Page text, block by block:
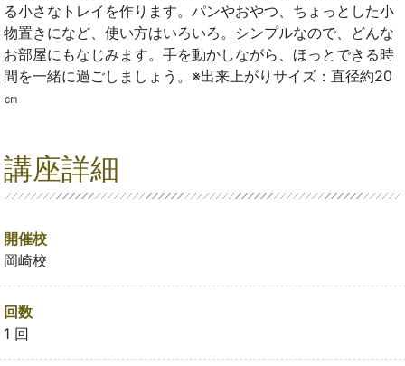
る小さなトレイを作ります。パンやおやつ、ちょっとした小
物置きになど、使い方はいろいろ。シンプルなので、どんな
お部屋にもなじみます。手を動かしながら、ほっとできる時
間を一緒に過ごしましょう。※出来上がりサイズ：直径約20
㎝
講座詳細
開催校
岡崎校
回数
1 回